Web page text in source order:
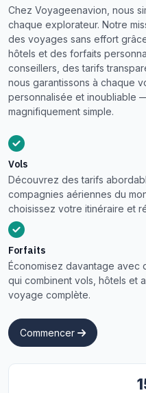
Chez Voyageenavion, nous
chaque explorateur. Notre
des voyages sans effort
hôtels et des forfaits
conseillers, des tarifs
nous garantissons à chaque
personnalisée et inoubliable
magnifiquement simple.
Vols
Découvrez des tarifs
compagnies aériennes du
choisissez votre itinéraire et
Forfaits
Économisez davantage avec
qui combinent vols, hôtels et
voyage complète.
Commencer